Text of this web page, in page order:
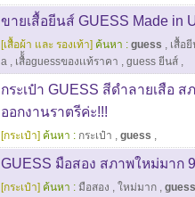
ขายเสื้อยีนส์ GUESS Made in
[เสื้อผ้า และ รองเท้า] ค้นหา : guess , เสื้อ
a , เสื้้อguessของเเท้ราคา , guess ยีนส์ ,
กระเป๋า GUESS สีดำลายเสือ
ออกงานราตรีค่ะ!!!
[กระเป๋า] ค้นหา : กระเป๋า , guess ,
GUESS มือสอง สภาพใหม่มาก
[กระเป๋า] ค้นหา : มือสอง , ใหม่มาก , guess